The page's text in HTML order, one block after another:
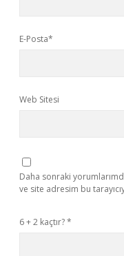
E-Posta*
Web Sitesi
Daha sonraki
ve site adresim bu
6 + 2 kaçtır?*